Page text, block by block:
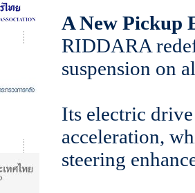
A New Pickup
RIDDARA
suspension on
Its electric
acceleration,
steering